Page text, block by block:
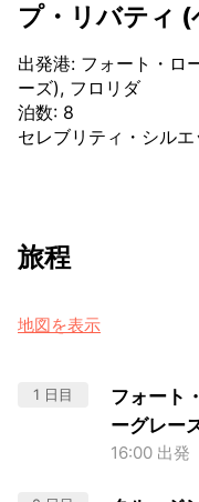
プ・リバティ
出発港: フォート・ロ
ーズ), フロリダ
泊数: 8
セレブリティ・シルエ
旅程
地図を表示
1 日目
フォート
ーグレー
16:00 出発